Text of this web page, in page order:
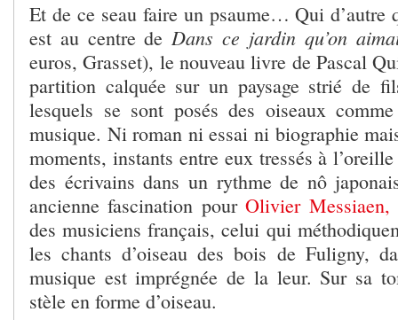
Et de ce seau faire un psaume… Qui d’autre
est au centre deDans ce jardin qu’on
euros, Grasset), le nouveau livre de Pascal
partition calquée sur un paysage strié de
lesquels se sont posés des oiseaux
musique. Ni roman ni essai ni biographie
moments, instants entre eux tressés à
des écrivains dans un rythme de nô
ancienne fascination pourOlivier Messiaen,
des musiciens français, celui qui
les chants d’oiseau des bois de Fuligny,
musique est imprégnée de la leur. Sur sa
stèle en forme d’oiseau.